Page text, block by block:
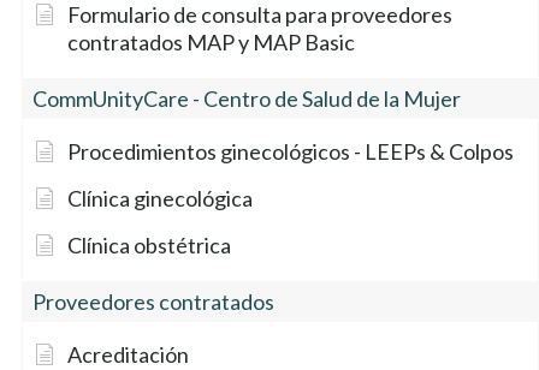
Formulario de consulta para proveedores
contratados MAP y MAP Basic
CommUnityCare - Centro de Salud de la Mujer
Procedimientos ginecológicos - LEEPs & Colpos
Clínica ginecológica
Clínica obstétrica
Proveedores contratados
Acreditación